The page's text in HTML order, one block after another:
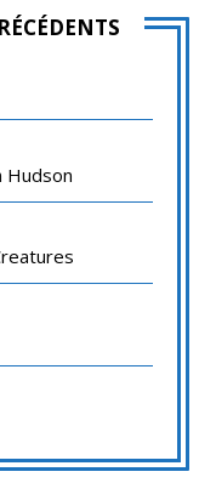
Hudson